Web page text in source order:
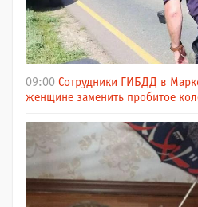
09:00 Сотрудники ГИБДД в
женщине заменить пробитое